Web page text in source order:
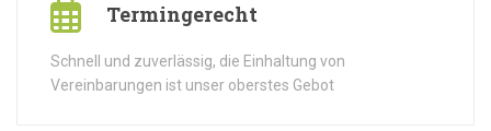
Termingerecht
Schnell und zuverlässig, die Einhaltung von
Vereinbarungen ist unser oberstes Gebot